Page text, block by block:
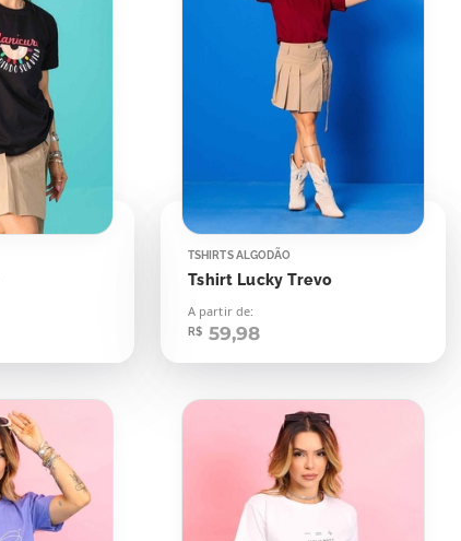
TSHIRTS ALGODÃO
Tshirt Lucky Trevo
A partir de:
R$ 59,98